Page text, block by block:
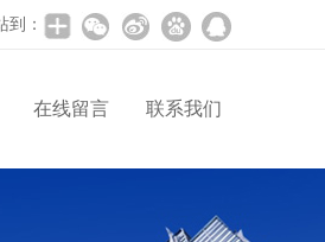
到：
在线留言 联系我们